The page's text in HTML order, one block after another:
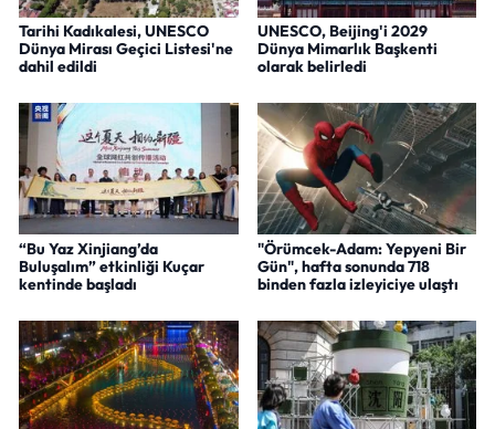
Tarihi Kadıkalesi, UNESCO
Dünya Mirası Geçici Listesi'ne
dahil edildi
UNESCO, Beijing'i 2029
Dünya Mimarlık Başkenti
olarak belirledi
“Bu Yaz Xinjiang’da
Buluşalım” etkinliği Kuçar
kentinde başladı
"Örümcek-Adam: Yepyeni Bir
Gün", hafta sonunda 718
binden fazla izleyiciye ulaştı